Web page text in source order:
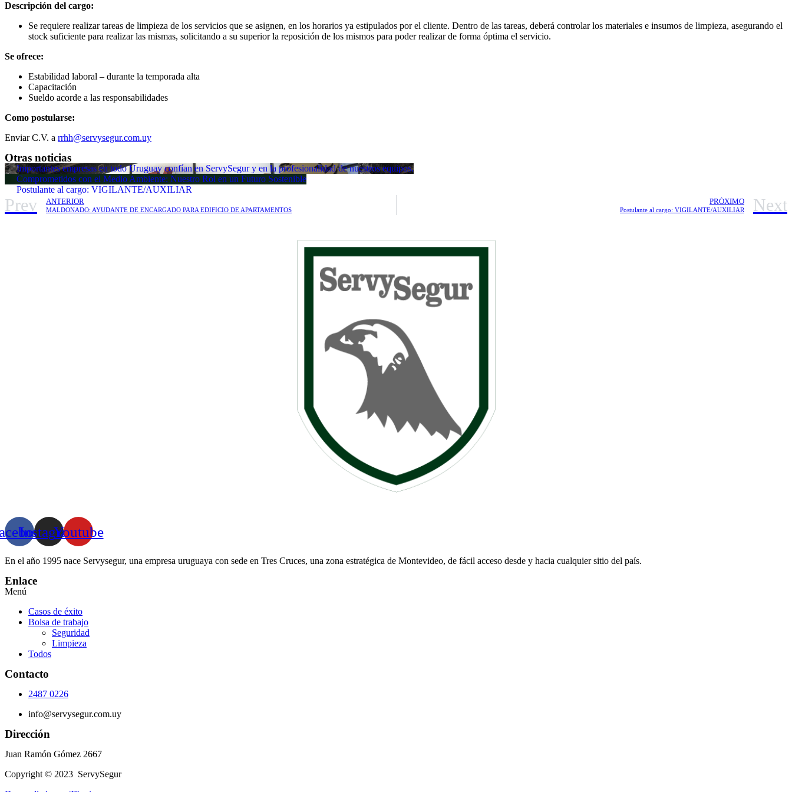
Descripción del cargo:
Se requiere realizar tareas de limpieza de los servicios que se asignen, en los horarios ya estipulados por el cliente. Dentro de las tareas, deberá controlar los materiales e insumos de limpieza, asegurando el
stock suficiente para realizar las mismas, solicitando a su superior la reposición de los mismos para poder realizar de forma óptima el servicio.
Se ofrece:
Estabilidad laboral – durante la temporada alta
Capacitación
Sueldo acorde a las responsabilidades
Como postularse:
Enviar C.V. a rrhh@servysegur.com.uy
Otras noticias
Importantes empresas en todo Uruguay confían en ServySegur y en la profesionalidad de nuestros equipos.
Comprometidos con el Medio Ambiente: Nuestro Rol en un Futuro Sostenible
Postulante al cargo: VIGILANTE/AUXILIAR
Prev ANTERIOR
MALDONADO: AYUDANTE DE ENCARGADO PARA EDIFICIO DE APARTAMENTOS
PRÓXIMO
Postulante al cargo: VIGILANTE/AUXILIAR Next
InstagramYoutube
En el año 1995 nace Servysegur, una empresa uruguaya con sede en Tres Cruces, una zona estratégica de Montevideo, de fácil acceso desde y hacia cualquier sitio del país.
Enlace
Menú
Casos de éxito
Bolsa de trabajo
Seguridad
Limpieza
Todos
Contacto
2487 0226
info@servysegur.com.uy
Dirección
Juan Ramón Gómez 2667
Copyright © 2023 ServySegur